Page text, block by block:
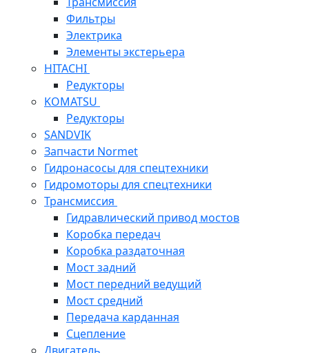
Фильтры
Электрика
Элементы экстерьера
HITACHI
Редукторы
KOMATSU
Редукторы
SANDVIK
Запчасти Normet
Гидронасосы для спецтехники
Гидромоторы для спецтехники
Трансмиссия
Гидравлический привод мостов
Коробка передач
Коробка раздаточная
Мост задний
Мост передний ведущий
Мост средний
Передача карданная
Сцепление